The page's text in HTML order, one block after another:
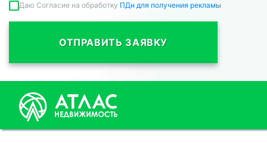
Даю Согласие на обработку ПДн для получения рекламы
ОТПРАВИТЬ ЗАЯВКУ